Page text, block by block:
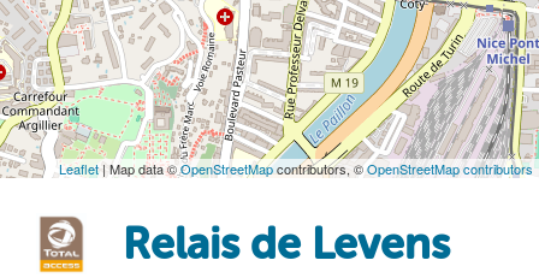
Leaflet | Map data ©OpenStreetMapcontributors, ©OpenStreetMap contributors
Relais de Levens